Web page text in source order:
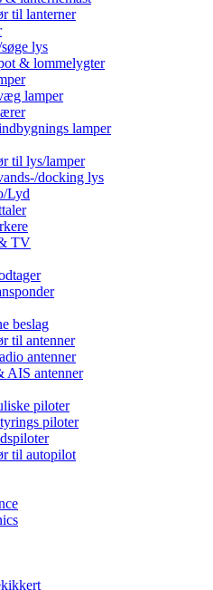
til lanterner
lys
& lommelygter
lamper
lamper
til lys/lamper
docking lys
Lyd
TV
beslag
til antenner
antenner
AIS antenner
piloter
piloter
til autopilot